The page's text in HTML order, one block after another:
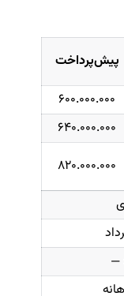
پیش‌پرداخت
۶۰۰.۰۰۰.۰۰۰
۶۴۰.۰۰۰.۰۰۰
۸۲۰.۰۰۰.۰۰۰
—